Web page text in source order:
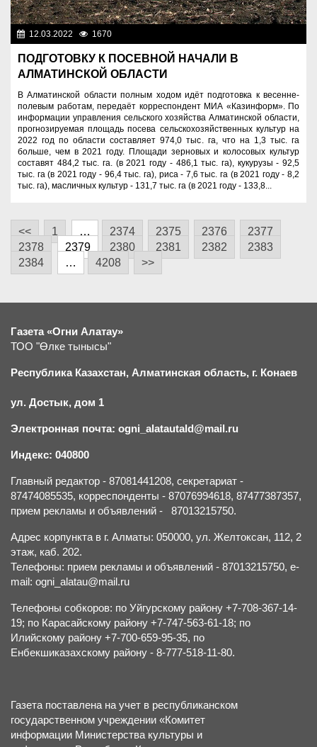
12.03.2022 1670
ПОДГОТОВКУ К ПОСЕВНОЙ НАЧАЛИ В
АЛМАТИНСКОЙ ОБЛАСТИ
В Алматинской области полным ходом идёт подготовка к весенне-
полевым работам, передаёт корреспондент МИА «Казинформ». По
информации управления сельского хозяйства Алматинской области,
прогнозируемая площадь посева сельскохозяйственных культур на
2022 год по области составляет 974,0 тыс. га, что на 1,3 тыс. га
больше, чем в 2021 году. Площади зерновых и колосовых культур
составят 484,2 тыс. га. (в 2021 году - 486,1 тыс. га), кукурузы - 92,5
тыс. га (в 2021 году - 96,4 тыс. га), риса - 7,6 тыс. га (в 2021 году - 8,2
тыс. га), масличных культур - 131,7 тыс. га (в 2021 году - 133,8...
<< 1 … 2374 2375 2376
2377
2378
2379 2380 2381 2382
2383
2384
… 4208 >>
Газета «Огни Алатау»
ТОО "Өлке тынысы"
Республика Казахстан, Алматинская область, г. Конаев
ул. Достык, дом 1
Электронная почта: ogni_alatautald@mail.ru
Индекс: 040800
Главный редактор - 87081441208, секретариат -
87474085535, корреспонденты - 87076994618, 87477387357,
прием рекламы и объявлений - 87013215750.
Адрес корпункта в г. Алматы: 050000, ул. Желтоксан, 112, 2
этаж, каб. 202.
Телефоны: прием рекламы и объявлений - 87013215750, e-
mail: ogni_alatau@mail.ru
Телефоны собкоров: по Уйгурскому району +7-708-367-14-
19; по Карасайскому району +7-747-563-61-18; по
Илийскому району +7-700-659-95-35, по
Енбекшиказахскому району - 8-777-518-11-80.
Газета поставлена на учет в республиканском
государственном учреждении «Комитет
информации Министерства культуры и